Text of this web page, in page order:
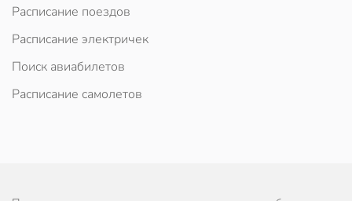
Расписание поездов
Расписание электричек
Поиск авиабилетов
Расписание самолетов